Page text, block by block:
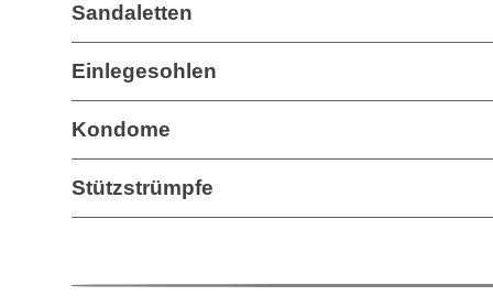
Sandaletten
Einlegesohlen
Kondome
Stützstrümpfe